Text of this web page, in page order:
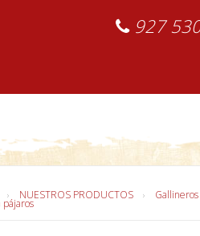
927
NUESTROS PRODUCTOS
pájaros